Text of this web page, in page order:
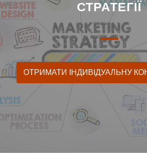
СТРАТЕГІЇ
ОТРИМАТИ ІНДИВІДУАЛЬНУ